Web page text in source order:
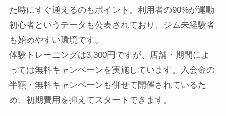
た時にすぐ通えるのもポイント。利用者の90%が運動
初心者というデータも公表されており、ジム未経験者
も始めやすい環境です。
体験トレーニングは3,300円ですが、店舗・期間によ
っては無料キャンペーンを実施しています。入会金の
半額・無料キャンペーンも併せて開催されているた
め、初期費用を抑えてスタートできます。